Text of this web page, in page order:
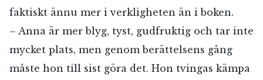
faktiskt ännu mer i verkligheten än i boken.
– Anna är mer blyg, tyst, gudfruktig och tar inte
mycket plats, men genom berättelsens gång
måste hon till sist göra det. Hon tvingas kämpa